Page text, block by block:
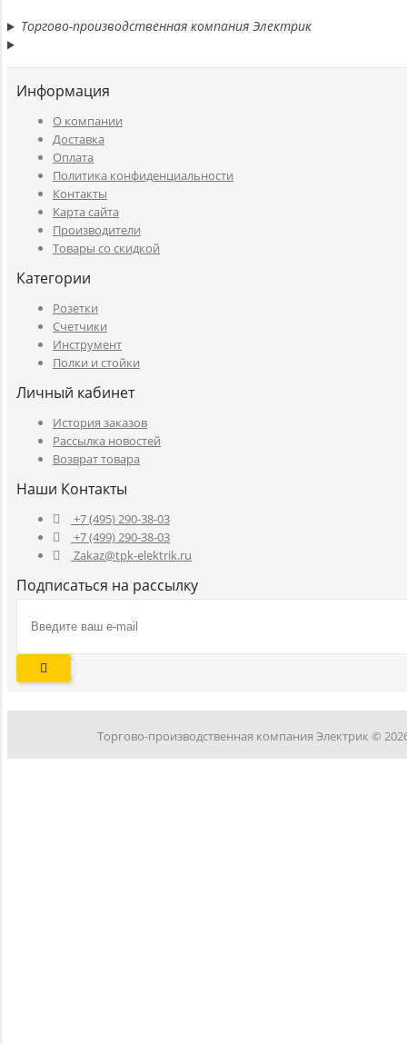
Торгово-производственная компания Электрик
Информация
O компании
Доставка
Оплата
Политика конфиденциальности
Контакты
Карта сайта
Производители
Товары со скидкой
Категории
Розетки
Счетчики
Инструмент
Полки и стойки
Личный кабинет
История заказов
Рассылка новостей
Возврат товара
Наши Контакты
+7 (495) 290-38-03
+7 (499) 290-38-03
Zakaz@tpk-elektrik.ru
Подписаться на рассылку
Торгово-производственная компания Электрик ©